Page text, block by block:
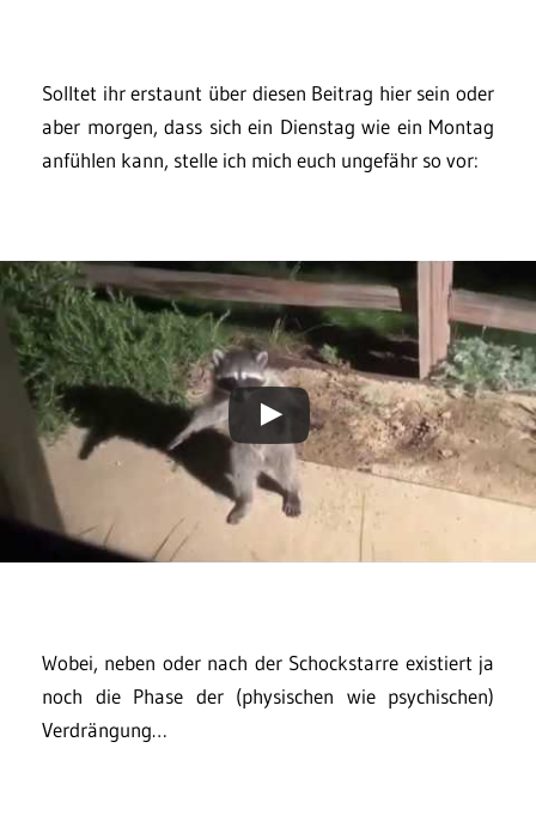
Solltet ihr erstaunt über diesen Beitrag hier sein oder
aber morgen, dass sich ein Dienstag wie ein Montag
anfühlen kann, stelle ich mich euch ungefähr so vor:
Wobei, neben oder nach der Schockstarre existiert ja
noch die Phase der (physischen wie psychischen)
Verdrängung…